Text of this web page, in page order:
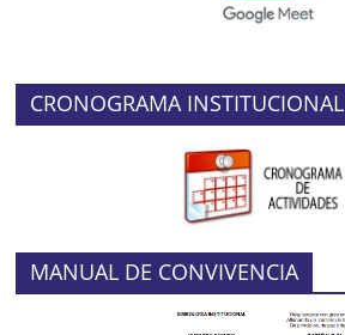
CRONOGRAMA INSTITUCIONAL
MANUAL DE CONVIVENCIA